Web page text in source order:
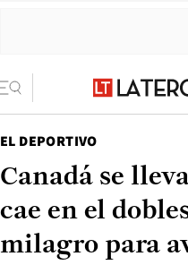
EL DEPORTIVO
Canadá se
cae en el
milagro para